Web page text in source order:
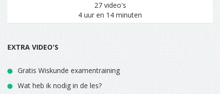
27 video's
4 uur en 14 minuten
EXTRA VIDEO'S
Gratis Wiskunde examentraining
Wat heb ik nodig in de les?